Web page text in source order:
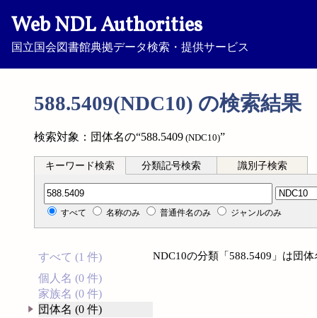
Web NDL Authorities
国立国会図書館典拠データ検索・提供サービス
588.5409(NDC10) の検索結果
検索対象：団体名の“588.5409 (NDC10)”
キーワード検索 分類記号検索 識別子検索
分類記号検索
すべて 名称のみ 普通件名のみ ジャンルのみ
すべて (1 件)
個人名 (0 件)
家族名 (0 件)
団体名 (0 件)
NDC10の分類「588.5409」は団